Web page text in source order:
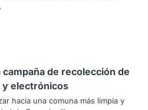
de recolección de
electrónicos
hacia una comuna más limpia y